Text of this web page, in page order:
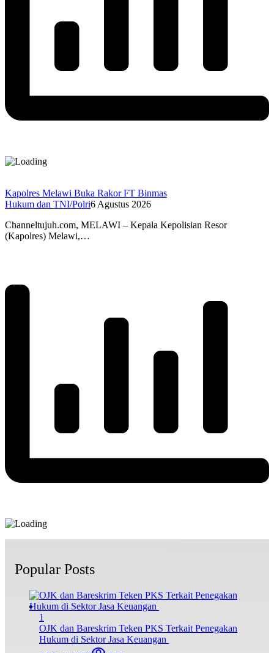
Kapolres Melawi Buka Rakor FT Binmas
Hukum dan TNI/Polri6 Agustus 2026
Channeltujuh.com, MELAWI – Kepala Kepolisian Resor
(Kapolres) Melawi,…
Popular Posts
1
OJK dan Bareskrim Teken PKS Terkait Penegakan
Hukum di Sektor Jasa Keuangan